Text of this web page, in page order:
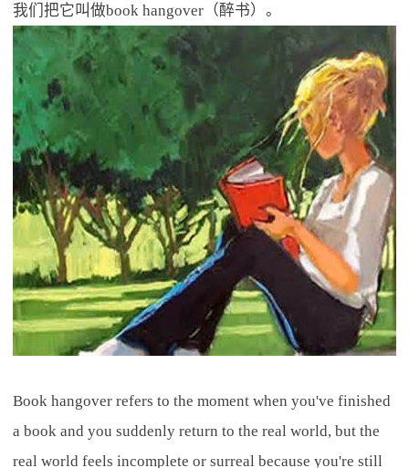
我们把它叫做book hangover（醉书）。
Book hangover refers to the moment when you've finished
a book and you suddenly return to the real world, but the
real world feels incomplete or surreal because you're still